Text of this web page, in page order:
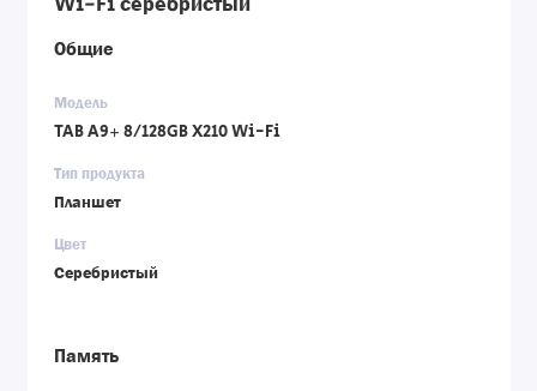
Общие
Модель
TAB A9+ 8/128GB X210 Wi-Fi
Тип продукта
Планшет
Цвет
Серебристый
Память